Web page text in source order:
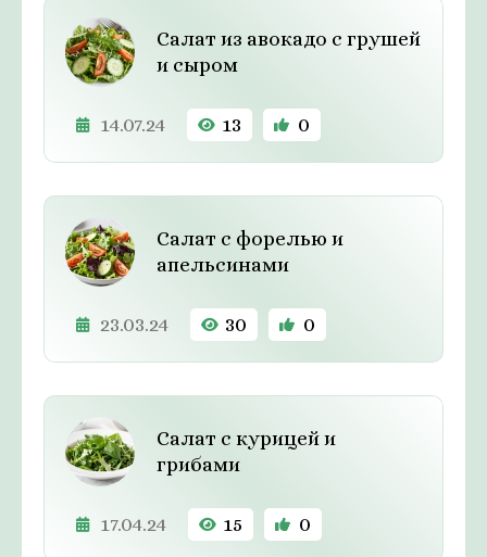
Салат из авокадо с грушей
и сыром
14.07.24 13 0
Салат с форелью и
апельсинами
23.03.24 30 0
Салат с курицей и
грибами
17.04.24 15 0